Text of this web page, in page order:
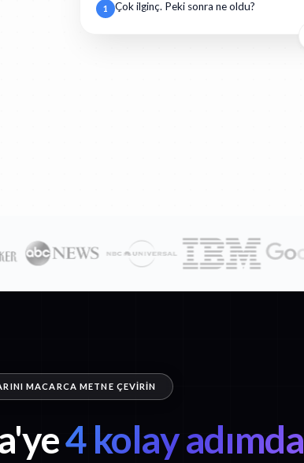
1 Çok ilginç. Peki sonra ne oldu?
MACARCA METNE ÇEVIRIN
4 kolay adımda